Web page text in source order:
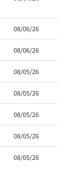
08/06/26
08/06/26
08/05/26
08/05/26
08/05/26
08/05/26
08/05/26